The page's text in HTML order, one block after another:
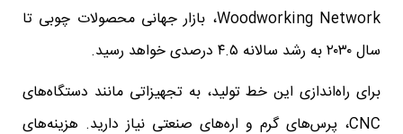
Woodworking Network، بازار جهانی محصولات چوبی تا
سال ۲۰۳۰ به رشد سالانه ۴.۵ درصدی خواهد رسید.
برای راه‌اندازی این خط تولید، به تجهیزاتی مانند دستگاه‌های
CNC، پرس‌های گرم و اره‌های صنعتی نیاز دارید. هزینه‌های